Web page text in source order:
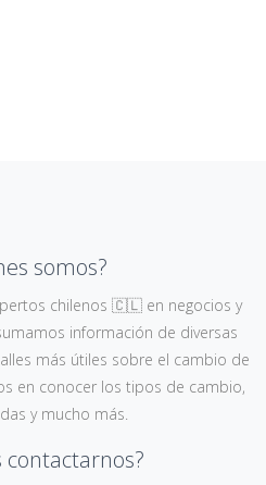
somos?
chilenos 🇨🇱 en negocios y
información de diversas
más útiles sobre el cambio de
en conocer los tipos de cambio,
y mucho más.
contactarnos?